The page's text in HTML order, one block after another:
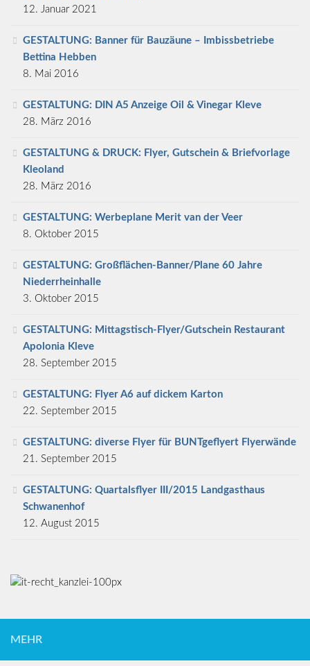
12. Januar 2021
GESTALTUNG: Banner für Bauzäune – Imbissbetriebe
Bettina Hebben
8. Mai 2016
GESTALTUNG: DIN A5 Anzeige Oil & Vinegar Kleve
28. März 2016
GESTALTUNG & DRUCK: Flyer, Gutschein & Briefvorlage
Kleoland
28. März 2016
GESTALTUNG: Werbeplane Merit van der Veer
8. Oktober 2015
GESTALTUNG: Großflächen-Banner/Plane 60 Jahre
Niederrheinhalle
3. Oktober 2015
GESTALTUNG: Mittagstisch-Flyer/Gutschein Restaurant
Apolonia Kleve
28. September 2015
GESTALTUNG: Flyer A6 auf dickem Karton
22. September 2015
GESTALTUNG: diverse Flyer für BUNTgeflyert Flyerwände
21. September 2015
GESTALTUNG: Quartalsflyer III/2015 Landgasthaus
Schwanenhof
12. August 2015
MEHR